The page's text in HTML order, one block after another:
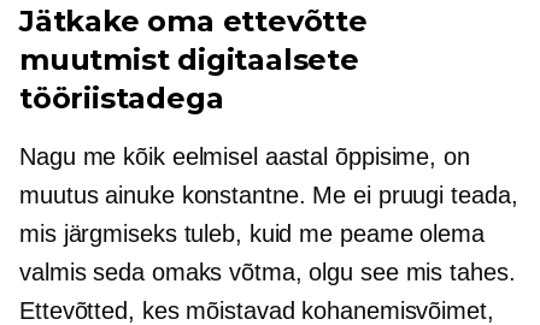
Jätkake oma ettevõtte
muutmist digitaalsete
tööriistadega
Nagu me kõik eelmisel aastal õppisime, on
muutus ainuke konstantne. Me ei pruugi teada,
mis järgmiseks tuleb, kuid me peame olema
valmis seda omaks võtma, olgu see mis tahes.
Ettevõtted, kes mõistavad kohanemisvõimet,